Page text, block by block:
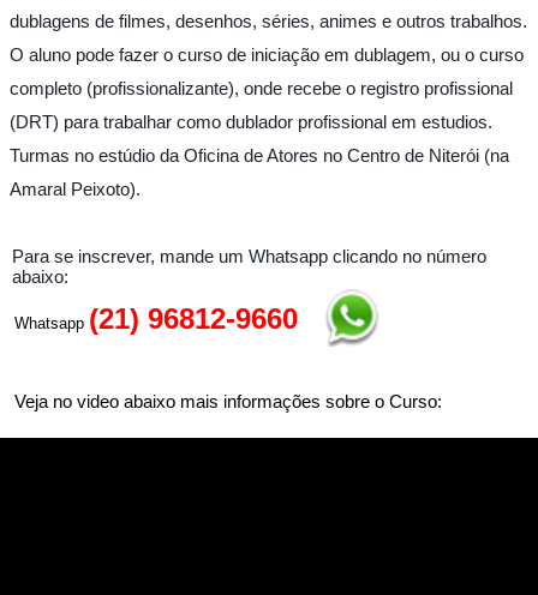
dublagens de filmes, desenhos, séries, animes e outros trabalhos.
O aluno pode fazer o curso de iniciação em dublagem, ou o curso
completo (profissionalizante), onde recebe o registro profissional
(DRT) para trabalhar como dublador profissional em estudios.
Turmas no estúdio da Oficina de Atores no Centro de Niterói (na
Amaral Peixoto).
Para se inscrever, mande um Whatsapp clicando no número
abaixo:
Whatsapp (21) 96812-9660
Veja no video abaixo mais informações sobre o Curso: